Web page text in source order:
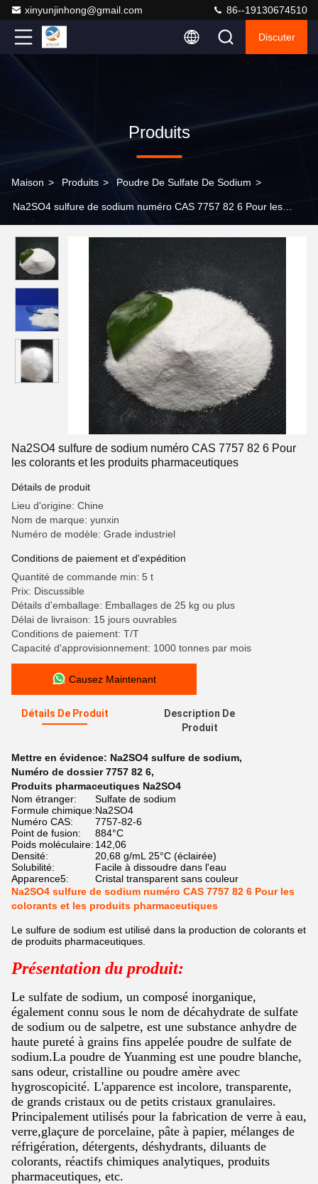
xinyunjinhong@gmail.com 86--19130674510
Discuter
Produits
Maison > Produits > Poudre De Sulfate De Sodium >
Na2SO4 sulfure de sodium numéro CAS 7757 82 6 Pour les
Na2SO4 sulfure de sodium numéro CAS 7757 82 6 Pour
les colorants et les produits pharmaceutiques
Détails de produit
Lieu d'origine: Chine
Nom de marque: yunxin
Numéro de modèle: Grade industriel
Conditions de paiement et d'expédition
Quantité de commande min: 5 t
Prix: Discussible
Détails d'emballage: Emballages de 25 kg ou plus
Délai de livraison: 15 jours ouvrables
Conditions de paiement: T/T
Capacité d'approvisionnement: 1000 tonnes par mois
Causez Maintenant
Détails De Produit
Description De
Produit
Mettre en évidence: Na2SO4 sulfure de sodium,
Numéro de dossier 7757 82 6,
Produits pharmaceutiques Na2SO4
Nom étranger:
Sulfate de sodium
Formule chimique:Na2SO4
Numéro CAS:
7757-82-6
Point de fusion:
884°C
Poids moléculaire: 142,06
Densité:
20,68 g/mL 25°C (éclairée)
Solubilité:
Facile à dissoudre dans l'eau
Apparence5:
Cristal transparent sans couleur
Na2SO4 sulfure de sodium numéro CAS 7757 82 6 Pour les
colorants et les produits pharmaceutiques
Le sulfure de sodium est utilisé dans la production de colorants et
de produits pharmaceutiques.
Présentation du produit:
Le sulfate de sodium, un composé inorganique,
également connu sous le nom de décahydrate de sulfate
de sodium ou de salpetre, est une substance anhydre de
haute pureté à grains fins appelée poudre de sulfate de
sodium.La poudre de Yuanming est une poudre blanche,
sans odeur, cristalline ou poudre amère avec
hygroscopicité. L'apparence est incolore, transparente,
de grands cristaux ou de petits cristaux granulaires.
Principalement utilisés pour la fabrication de verre à eau,
verre,glaçure de porcelaine, pâte à papier, mélanges de
réfrigération, détergents, déshydrants, diluants de
colorants, réactifs chimiques analytiques, produits
pharmaceutiques, etc.